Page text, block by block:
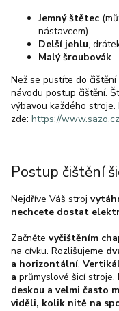
Jemný štětec
nástavcem)
Delší jehlu,
Malý šroubovák
Než se pustíte do
návodu postup čištění.
výbavou každého
zde: https://
Postup čištění
Nejdříve Váš stroj
nechcete dostat
Začněte vyčištěním
na cívku. Rozlišujeme
a horizontální.
a průmyslové šicí stroje.
deskou a velmi často
viděli, kolik nitě na